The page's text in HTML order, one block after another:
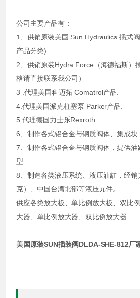
公司主要产品有：
1、供销原装美国 Sun Hydraulics 插式
产品分类)
2、供销原装Hydra Force（海德福斯）
格请直接联系我公司）
3 .代理美国科迈拓 Comatrol产品.
4.代理美国派克柱塞泵 Parker产品.
5.代理德国力士乐Rexroth
6、制作各式铝合金与钢质阀体、集成块
7、制作各式铝合金与钢质阀体，提供
型
8、制造各类液压系统、液压油缸，经
克）、中国台湾北部等液压元件。
供应各类放大板、单比例放大板、双比
大器、单比例放大器、双比例放大器
美国原装SUN插装阀DLDA-SHE-812厂